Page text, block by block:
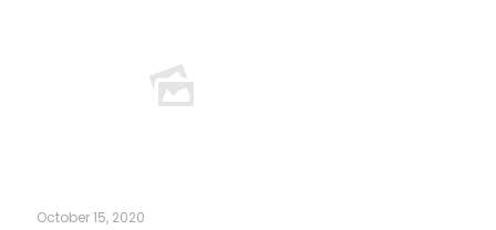
October 15, 2020